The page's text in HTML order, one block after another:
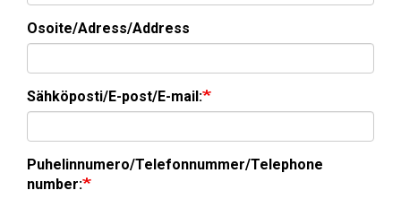
Osoite/Adress/Address
Sähköposti/E-post/E-mail:
Puhelinnumero/Telefonnummer/Telephone
number: